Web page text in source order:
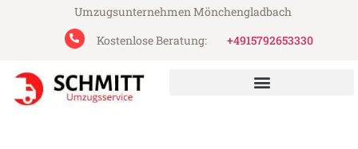
Umzugsunternehmen Mönchengladbach
Kostenlose Beratung:
+4915792653330